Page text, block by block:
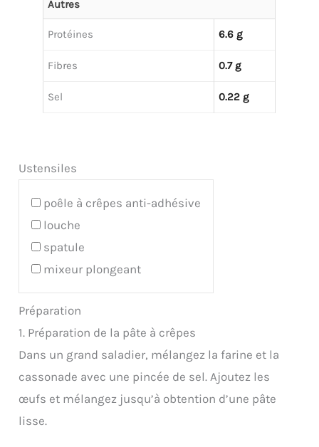
Autres
Protéines 6.6 g
Fibres 0.7 g
Sel 0.22 g
Ustensiles
poêle à crêpes anti-adhésive
louche
spatule
mixeur plongeant
Préparation
1. Préparation de la pâte à crêpes
Dans un grand saladier, mélangez la farine et la
cassonade avec une pincée de sel. Ajoutez les
œufs et mélangez jusqu’à obtention d’une pâte
lisse.